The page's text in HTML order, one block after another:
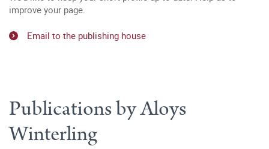
improve your page.
Email to the publishing house
Publications by Aloys
Winterling